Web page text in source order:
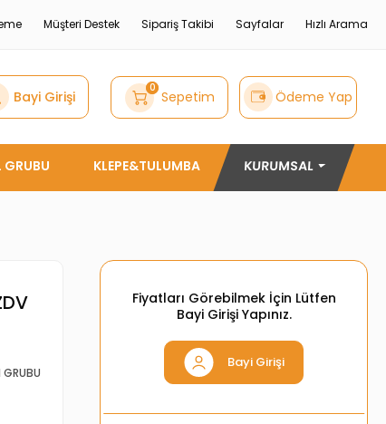
Müşteri Destek Sipariş Takibi Sayfalar Hızlı Arama
Bayi Girişi 0 Sepetim Ödeme Yap
GRUBU KLEPE&TULUMBA KURUMSAL
Fiyatları Görebilmek İçin Lütfen
Bayi Girişi Yapınız.
Bayi Girişi